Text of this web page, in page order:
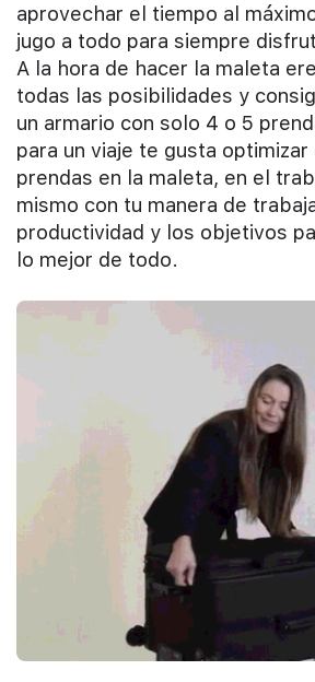
aprovechar el tiempo al
jugo a todo para siempre
A la hora de hacer la maleta
todas las posibilidades y
un armario con solo 4 o 5
para un viaje te gusta
prendas en la maleta, en el
mismo con tu manera de
productividad y los objetivos
lo mejor de todo.